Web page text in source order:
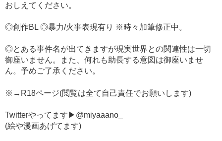
おしえてください。
◎創作BL ◎暴力/火事表現有り ※時々加筆修正中。
◎とある事件名が出てきますが現実世界との関連性は一切
御座いません。また、何れも助長する意図は御座いませ
ん。予めご了承ください。
※→R18ページ(閲覧は全て自己責任でお願いします)
Twitterやってます▶︎@miyaaano_
(絵や漫画あげてます)